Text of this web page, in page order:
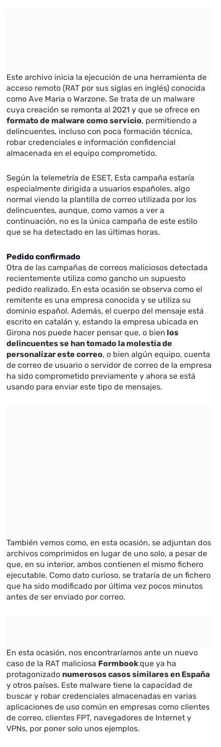
Este archivo inicia la ejecución de una herramienta de
acceso remoto (RAT por sus siglas en inglés) conocida
como Ave Maria o Warzone. Se trata de un malware
cuya creación se remonta al 2021 y que se ofrece en
formato de malware como servicio, permitiendo a
delincuentes, incluso con poca formación técnica,
robar credenciales e información confidencial
almacenada en el equipo comprometido.
Según la telemetría de ESET, Esta campaña estaría
especialmente dirigida a usuarios españoles, algo
normal viendo la plantilla de correo utilizada por los
delincuentes, aunque, como vamos a ver a
continuación, no es la única campaña de este estilo
que se ha detectado en las últimas horas.
Pedido confirmado
Otra de las campañas de correos maliciosos detectada
recientemente utiliza como gancho un supuesto
pedido realizado. En esta ocasión se observa como el
remitente es una empresa conocida y se utiliza su
dominio español. Además, el cuerpo del mensaje está
escrito en catalán y, estando la empresa ubicada en
Girona nos puede hacer pensar que, o bien los
delincuentes se han tomado la molestia de
personalizar este correo, o bien algún equipo, cuenta
de correo de usuario o servidor de correo de la empresa
ha sido comprometido previamente y ahora se está
usando para enviar este tipo de mensajes.
También vemos como, en esta ocasión, se adjuntan dos
archivos comprimidos en lugar de uno solo, a pesar de
que, en su interior, ambos contienen el mismo fichero
ejecutable. Como dato curioso, se trataría de un fichero
que ha sido modificado por última vez pocos minutos
antes de ser enviado por correo.
En esta ocasión, nos encontraríamos ante un nuevo
caso de la RAT maliciosa Formbookque ya ha
protagonizado numerosos casos similares en España
y otros países. Este malware tiene la capacidad de
buscar y robar credenciales almacenadas en varias
aplicaciones de uso común en empresas como clientes
de correo, clientes FPT, navegadores de Internet y
VPNs, por poner solo unos ejemplos.